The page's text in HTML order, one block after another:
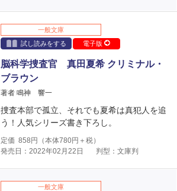
一般文庫
試し読みをする
電子版
脳科学捜査官 真田夏希 クリミナル・
ブラウン
著者 鳴神 響一
捜査本部で孤立、それでも夏希は真犯人を追
う！人気シリーズ書き下ろし。
定価 858 円（本体780円＋税）
発売日：2022年02月22日
判型：文庫判
一般文庫